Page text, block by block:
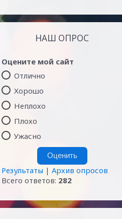
НАШ ОПРОС
Оцените мой сайт
Отлично
Хорошо
Неплохо
Плохо
Ужасно
Результаты | Архив опросов
Всего ответов: 282